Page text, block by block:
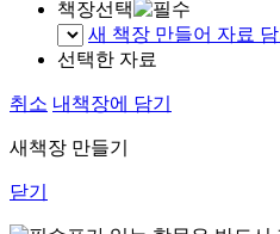
책장선택
새 책장 만들어 자료 담
선택한 자료
취소 내책장에 담기
새책장 만들기
닫기